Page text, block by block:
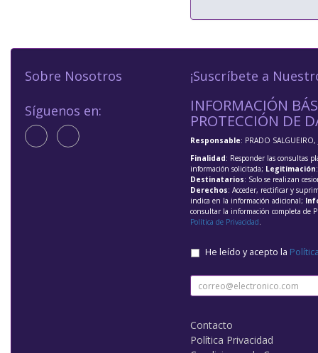
Sobre Nosotros
Síguenos en:
¡Suscríbete a
INFORMACIÓN
PROTECCIÓN DE
Responsable: PRADO SALGUEIRO,
Finalidad: Responder las consultas
información solicitada; Legitimación
Destinatarios: Solo se realizan
Derechos: Acceder, rectificar y
indica en la información adicional;
consultar la información completa de
Política de Privacidad.
He leído y acepto la
Contacto
Política Privacidad